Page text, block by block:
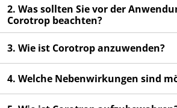
Wenn Sie Nebenwirkungen
sich an Ihren Arzt oder
für Nebenwirkungen, die nicht in
Packungsbeilage angegeben
4.
2. Was sollten Sie vor der
Corotrop beachten?
3. Wie ist Corotrop anzuwenden?
4. Welche Nebenwirkungen sind